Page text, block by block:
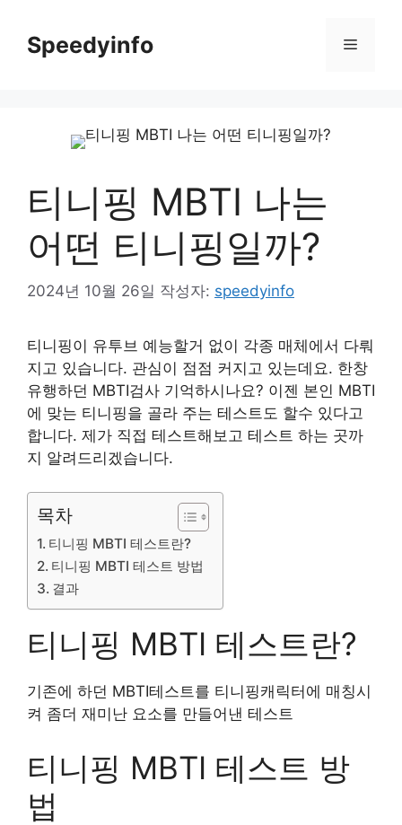
Speedyinfo 메
티니핑 MBTI 나는
어떤 티니핑일까?
2024년 10월 26일 작성자: speedyinfo
티니핑이 유투브 예능할거 없이 각종 매체에서 다뤄
지고 있습니다. 관심이 점점 커지고 있는데요. 한창
유행하던 MBTI검사 기억하시나요? 이젠 본인 MBTI
에 맞는 티니핑을 골라 주는 테스트도 할수 있다고
합니다. 제가 직접 테스트해보고 테스트 하는 곳까
지 알려드리겠습니다.
목차
티니핑 MBTI 테스트란?
티니핑 MBTI 테스트 방법
결과
티니핑 MBTI 테스트란?
기존에 하던 MBTI테스트를 티니핑캐릭터에 매칭시
켜 좀더 재미난 요소를 만들어낸 테스트
티니핑 MBTI 테스트 방
법